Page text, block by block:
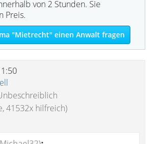
von 2 Stunden. Sie
Preis.
"Mietrecht" einen Anwalt fragen
41532x hilfreich)